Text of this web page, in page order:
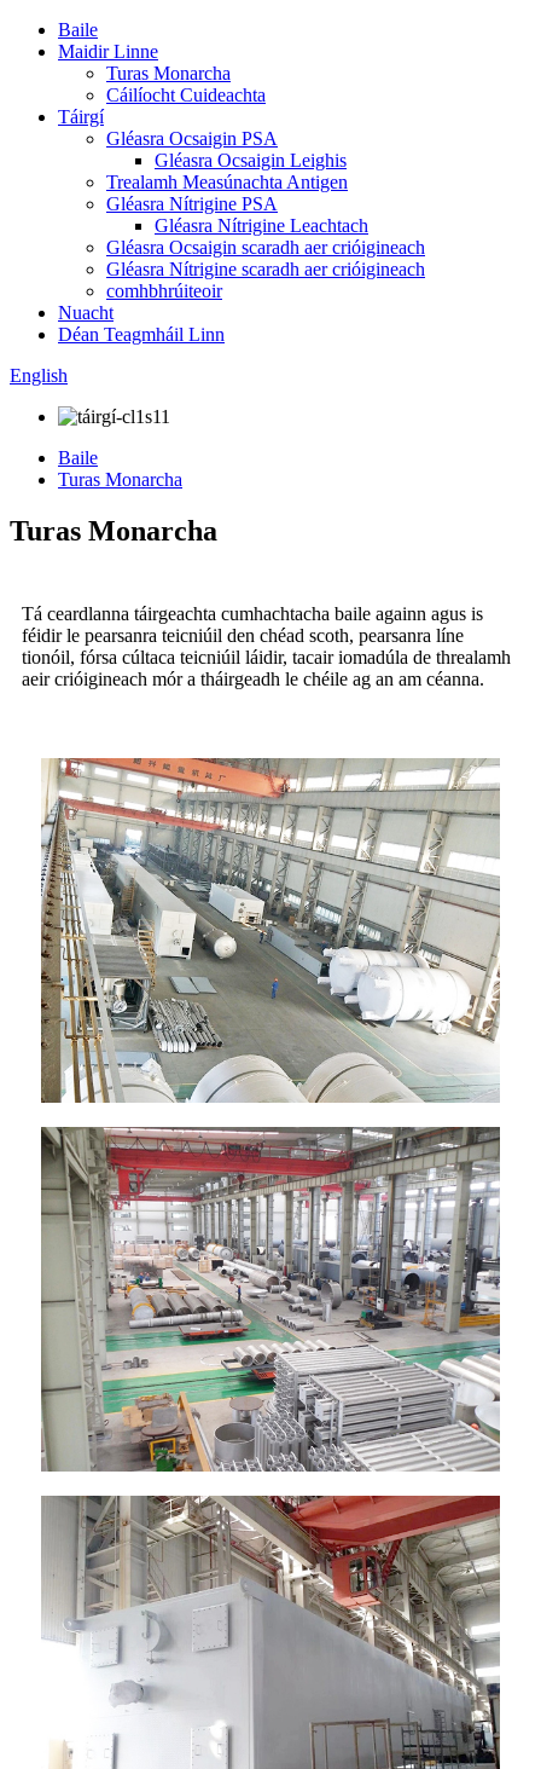
Baile
Maidir Linne
Turas Monarcha
Cáilíocht Cuideachta
Táirgí
Gléasra Ocsaigin PSA
Gléasra Ocsaigin Leighis
Trealamh Measúnachta Antigen
Gléasra Nítrigine PSA
Gléasra Nítrigine Leachtach
Gléasra Ocsaigin scaradh aer crióigineach
Gléasra Nítrigine scaradh aer crióigineach
comhbhrúiteoir
Nuacht
Déan Teagmháil Linn
English
Baile
Turas Monarcha
Turas Monarcha
Tá ceardlanna táirgeachta cumhachtacha baile againn agus is
féidir le pearsanra teicniúil den chéad scoth, pearsanra líne
tionóil, fórsa cúltaca teicniúil láidir, tacair iomadúla de threalamh
aeir crióigineach mór a tháirgeadh le chéile ag an am céanna.